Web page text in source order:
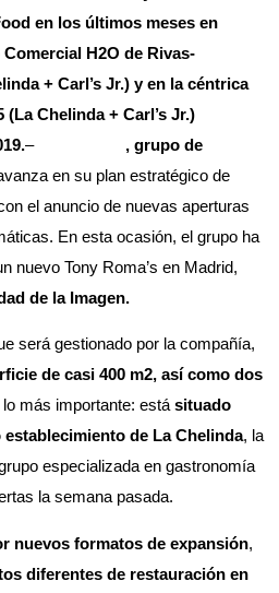
en los últimos meses en
H2O de Rivas-
+ Carl’s Jr.) y en la céntrica
(La Chelinda + Carl’s Jr.)
–
, grupo de
en su plan estratégico de
el anuncio de nuevas aperturas
En esta ocasión, el grupo ha
nuevo Tony Roma’s en Madrid,
de la Imagen.
será gestionado por la compañía,
de casi 400 m2, así como dos
lo más importante: está situado
de La Chelinda, la
especializada en gastronomía
la semana pasada.
nuevos formatos de expansión,
diferentes de restauración en